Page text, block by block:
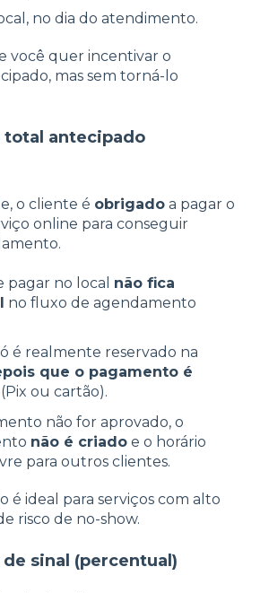
no dia do atendimento.
você quer incentivar o
mas sem torná-lo
total antecipado
o cliente é obrigado a pagar o
online para conseguir
pagar no local não fica
no fluxo de agendamento
é realmente reservado na
que o pagamento é
(Pix ou cartão).
não for aprovado, o
não é criado e o horário
para outros clientes.
é ideal para serviços com alto
risco de no-show.
sinal (percentual)